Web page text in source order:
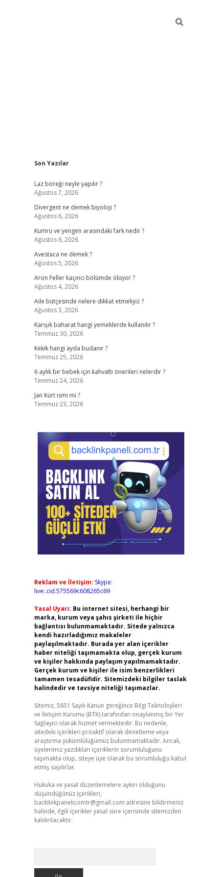
Sidebar
Son Yazılar
Laz böreği neyle yapılır ?
Ağustos 7, 2026
Divergent ne demek biyoloji ?
Ağustos 6, 2026
Kumru ve yengen arasındaki fark nedir ?
Ağustos 6, 2026
Avestaca ne demek ?
Ağustos 5, 2026
Aron Feller kaçıncı bölümde ölüyor ?
Ağustos 4, 2026
Aile bütçesinde nelere dikkat etmeliyiz ?
Ağustos 3, 2026
Karışık baharat hangi yemeklerde kullanılır ?
Temmuz 30, 2026
Kekik hangi ayda budanır ?
Temmuz 25, 2026
6 aylık bir bebek için kahvaltı önerileri nelerdir ?
Temmuz 24, 2026
Jan Kürt ismi mi ?
Temmuz 23, 2026
Reklam ve İletişim: Skype:
live:.cid.575569c608265c69
Yasal Uyarı: Bu internet sitesi, herhangi bir
marka, kurum veya şahıs şirketi ile hiçbir
bağlantısı bulunmamaktadır. Sitede yalnızca
kendi hazırladığımız makaleler
paylaşılmaktadır. Burada yer alan içerikler
haber niteliği taşımamakta olup, gerçek kurum
ve kişiler hakkında paylaşım yapılmamaktadır.
Gerçek kurum ve kişiler ile isim benzerlikleri
tamamen tesadüfidir. Sitemizdeki bilgiler taslak
halindedir ve tavsiye niteliği taşımazlar.
Sitemiz, 5651 Sayılı Kanun gereğince Bilgi Teknolojileri
ve İletişim Kurumu (BTK) tarafından onaylanmış bir Yer
Sağlayıcı olarak hizmet vermektedir. Bu nedenle,
sitedeki içerikleri proaktif olarak denetleme veya
araştırma yükümlülüğümüz bulunmamaktadır. Ancak,
üyelerimiz yazdıkları içeriklerin sorumluluğunu
taşımakta olup, siteye üye olarak bu sorumluluğu kabul
etmiş sayılırlar.
Hukuka ve yasal düzenlemelere aykırı olduğunu
düşündüğünüz içerikleri,
backlinkpanelicomtr@gmail.com adresine bildirmeniz
halinde, ilgili içerikler yasal süre içerisinde sitemizden
kaldırılacaktır.
vdcasino güncel giriş